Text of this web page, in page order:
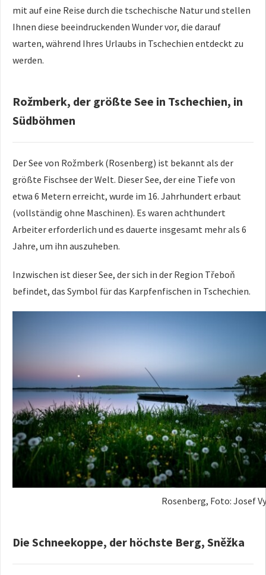
mit auf eine Reise durch die tschechische Natur und stellen
Ihnen diese beeindruckenden Wunder vor, die darauf
warten, während Ihres Urlaubs in Tschechien entdeckt zu
werden.
Rožmberk, der größte See in Tschechien, in
Südböhmen
Der See von Rožmberk (Rosenberg) ist bekannt als der
größte Fischsee der Welt. Dieser See, der eine Tiefe von
etwa 6 Metern erreicht, wurde im 16. Jahrhundert erbaut
(vollständig ohne Maschinen). Es waren achthundert
Arbeiter erforderlich und es dauerte insgesamt mehr als 6
Jahre, um ihn auszuheben.
Inzwischen ist dieser See, der sich in der Region Třeboň
befindet, das Symbol für das Karpfenfischen in Tschechien.
Rosenberg, Foto: Josef
Die Schneekoppe, der höchste Berg, Sněžka